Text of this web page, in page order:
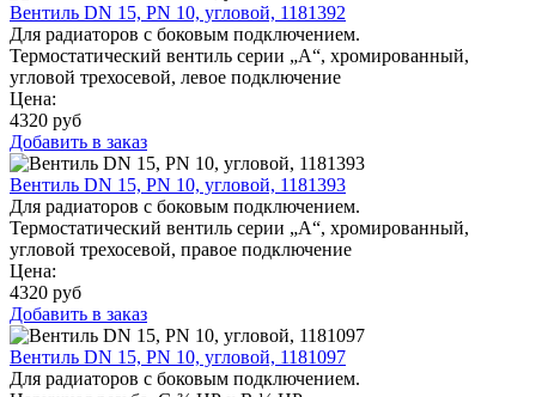
Вентиль DN 15, PN 10, угловой, 1181392
Для радиаторов с боковым подключением.
Термостатический вентиль серии „A“, хромированный,
угловой трехосевой, левое подключение
Цена:
4320 руб
Добавить в заказ
Вентиль DN 15, PN 10, угловой, 1181393
Для радиаторов с боковым подключением.
Термостатический вентиль серии „A“, хромированный,
угловой трехосевой, правое подключение
Цена:
4320 руб
Добавить в заказ
Вентиль DN 15, PN 10, угловой, 1181097
Для радиаторов с боковым подключением.